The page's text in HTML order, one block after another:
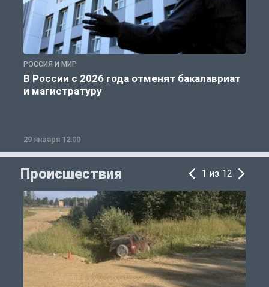
РОССИЯ И МИР
В России с 2026 года отменят бакалавриат
и магистратуру
29 января 12:00
Происшествия 1 из 12